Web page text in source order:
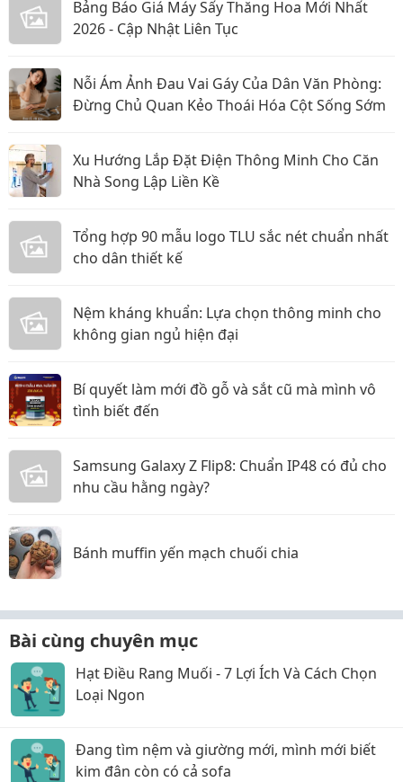
Bảng Báo Giá Máy Sấy Thăng Hoa Mới Nhất
2026 - Cập Nhật Liên Tục
Nỗi Ám Ảnh Đau Vai Gáy Của Dân Văn Phòng:
Đừng Chủ Quan Kẻo Thoái Hóa Cột Sống Sớm
Xu Hướng Lắp Đặt Điện Thông Minh Cho Căn
Nhà Song Lập Liền Kề
Tổng hợp 90 mẫu logo TLU sắc nét chuẩn nhất
cho dân thiết kế
Nệm kháng khuẩn: Lựa chọn thông minh cho
không gian ngủ hiện đại
Bí quyết làm mới đồ gỗ và sắt cũ mà mình vô
tình biết đến
Samsung Galaxy Z Flip8: Chuẩn IP48 có đủ cho
nhu cầu hằng ngày?
Bánh muffin yến mạch chuối chia
Bài cùng chuyên mục
Hạt Điều Rang Muối - 7 Lợi Ích Và Cách Chọn
Loại Ngon
Đang tìm nệm và giường mới, mình mới biết
kim đân còn có cả sofa